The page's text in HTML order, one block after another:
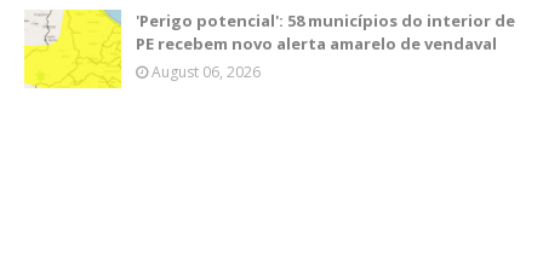
'Perigo potencial': 58 municípios do interior de
PE recebem novo alerta amarelo de vendaval
August 06, 2026